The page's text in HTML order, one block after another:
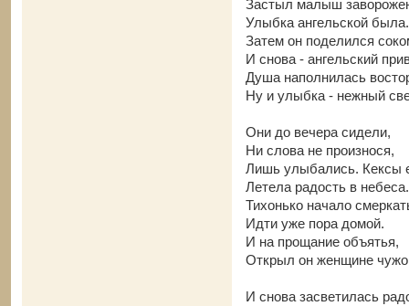
Застыл малыш
Улыбка ангельской была.
Затем он поделился
И снова - ангельский
Душа наполнилась
Ну и улыбка - нежный
Они до вечера сидели,
Ни слова не произнося,
Лишь улыбались. Кексы
Летела радость в небеса.
Тихонько начало
Идти уже пора домой.
И на прощание объятья,
Открыл он женщине
И снова засветилась